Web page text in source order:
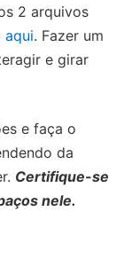
2 arquivos
aqui. Fazer um
e girar
e faça o
da
Certifique-se
nele.